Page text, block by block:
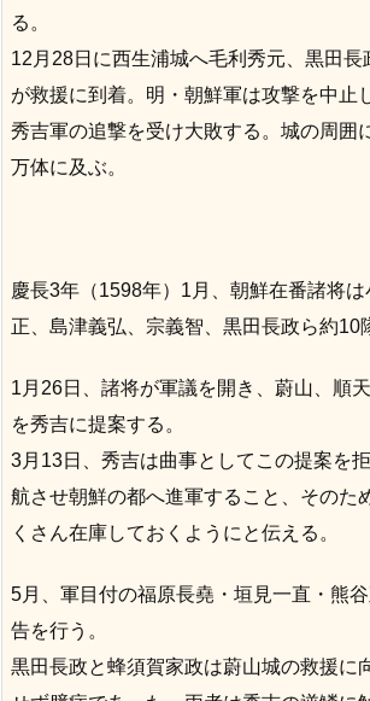
る。
12月28日に西生浦城へ毛利秀元、黒田長
が救援に到着。明・朝鮮軍は攻撃を中止
秀吉軍の追撃を受け大敗する。城の周囲
万体に及ぶ。
慶長3年（1598年）1月、朝鮮在番諸将
正、島津義弘、宗義智、黒田長政ら約10
1月26日、諸将が軍議を開き、蔚山、順
を秀吉に提案する。
3月13日、秀吉は曲事としてこの提案を
航させ朝鮮の都へ進軍すること、そのた
くさん在庫しておくようにと伝える。
5月、軍目付の福原長堯・垣見一直・熊
告を行う。
黒田長政と蜂須賀家政は蔚山城の救援に